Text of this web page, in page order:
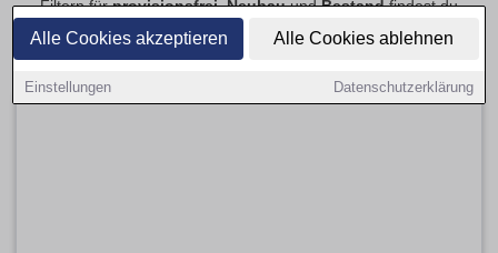
Alle Cookies akzeptieren Alle Cookies ablehnen
Einstellungen Datenschutzerklärung
Filtern fürprovisionsfrei,NeubauundBestandfindest du
schnell passende Angebote.